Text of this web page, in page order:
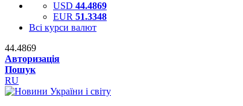
USD 44.4869
EUR 51.3348
Всі курси валют
44.4869
Авторизація
Пошук
RU